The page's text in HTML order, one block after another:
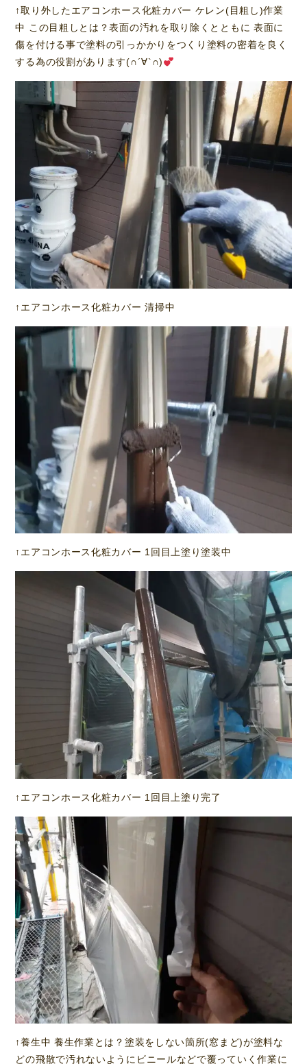
↑取り外したエアコンホース化粧カバー ケレン(目粗し)作業
中 この目粗しとは？表面の汚れを取り除くとともに 表面に
傷を付ける事で塗料の引っかかりをつくり塗料の密着を良く
する為の役割があります(∩´∀`∩)
↑エアコンホース化粧カバー 清掃中
↑エアコンホース化粧カバー 1回目上塗り塗装中
↑エアコンホース化粧カバー 1回目上塗り完了
↑養生中 養生作業とは？塗装をしない箇所(窓まど)が塗料な
どの飛散で汚れないようにビニールなどで覆っていく作業に